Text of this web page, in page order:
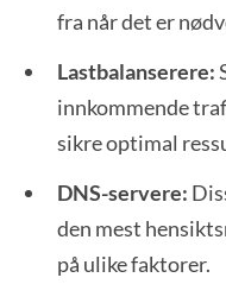
fra når det er
Lastbalanserere:
innkommende
sikre optimal
DNS-servere:
den mest
på ulike faktorer.